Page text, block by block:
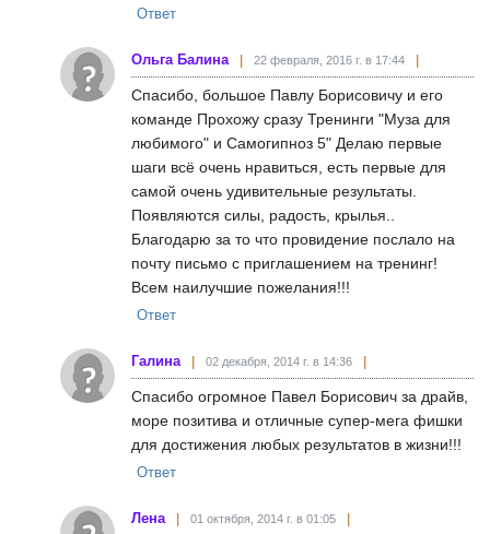
Ответ
Ольга Балина 22 февраля, 2016 г. в 17:44
Спасибо, большое Павлу Борисовичу и его
команде Прохожу сразу Тренинги "Муза для
любимого" и Самогипноз 5" Делаю первые
шаги всё очень нравиться, есть первые для
самой очень удивительные результаты.
Появляются силы, радость, крылья..
Благодарю за то что провидение послало на
почту письмо с приглашением на тренинг!
Всем наилучшие пожелания!!!
Ответ
Галина 02 декабря, 2014 г. в 14:36
Спасибо огромное Павел Борисович за драйв,
море позитива и отличные супер-мега фишки
для достижения любых результатов в жизни!!!
Ответ
Лена 01 октября, 2014 г. в 01:05